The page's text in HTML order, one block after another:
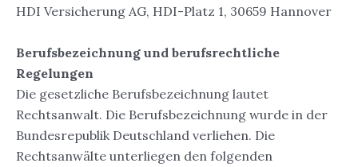
HDI Versicherung AG, HDI-Platz 1, 30659 Hannover
Berufsbezeichnung und berufsrechtliche
Regelungen
Die gesetzliche Berufsbezeichnung lautet
Rechtsanwalt. Die Berufsbezeichnung wurde in der
Bundesrepublik Deutschland verliehen. Die
Rechtsanwälte unterliegen den folgenden